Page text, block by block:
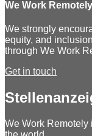
We Work Remotely
We strongly
equity, and
through We Work
Get in touch
We Work Remotely